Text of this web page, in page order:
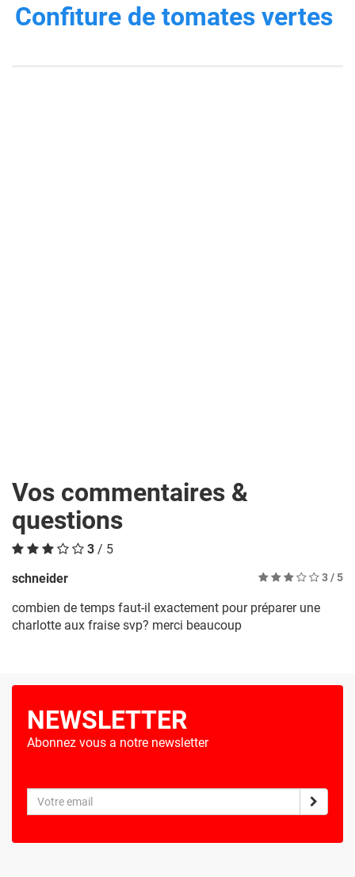
Confiture de tomates vertes
Vos commentaires &
questions
3 / 5
schneider
3/ 5
combien de temps faut-il exactement pour préparer une
charlotte aux fraise svp? merci beaucoup
NEWSLETTER
Abonnez vous a notre newsletter